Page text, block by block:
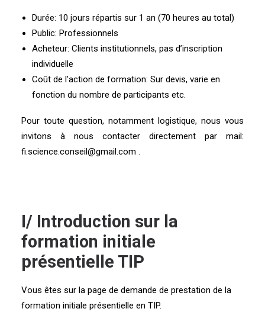
Durée: 10 jours répartis sur 1 an (70 heures au total)
Public: Professionnels
Acheteur: Clients institutionnels, pas d’inscription
individuelle
Coût de l’action de formation: Sur devis, varie en
fonction du nombre de participants etc.
Pour toute question, notamment logistique, nous vous
invitons à nous contacter directement par mail:
fi.science.conseil@gmail.com .
I/ Introduction sur la
formation initiale
présentielle TIP
Vous êtes sur la page de demande de prestation de la
formation initiale présentielle en TIP.